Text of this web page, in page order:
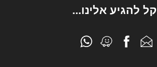
קל להגיע אלינו...